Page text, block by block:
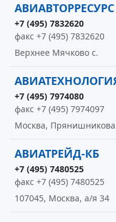
АВИАВТОРРЕСУРС
+7 (495) 7832620
факс +7 (495) 7832620
Верхнее Мячково с.
+7 (495) 7974080
факс +7 (495) 7974097
Москва, Прянишникова
АВИАТРЕЙД-КБ
+7 (495) 7480525
факс +7 (495) 7480525
107045, Москва, а/я 34